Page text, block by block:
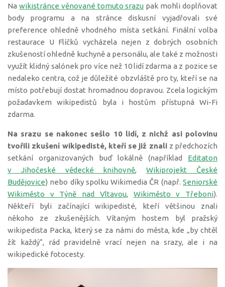
Na wikistránce věnované tomuto srazu pak mohli doplňovat
body programu a na stránce diskusní vyjadřovali své
preference ohledně vhodného místa setkání. Finální volba
restaurace U Flíčků vycházela nejen z dobrých osobních
zkušeností ohledně kuchyně a personálu, ale také z možnosti
využít klidný salónek pro více než 10 lidí zdarma a z pozice se
nedaleko centra, což je důležité obzvláště pro ty, kteří se na
místo potřebují dostat hromadnou dopravou. Zcela logickým
požadavkem wikipedistů byla i hostům přístupná Wi-Fi
zdarma.
Na srazu se nakonec sešlo 10 lidí, z nichž asi polovinu
tvořili zkušení wikipedisté, kteří se již znali z předchozích
setkání organizovaných buď lokálně (například Editaton
v Jihočeské vědecké knihovně,Wikiprojekt České
Budějovice) nebo díky spolku Wikimedia ČR (např. Seniorské
Wikiměsto v Týně nad Vltavou, Wikiměsto v Třeboni).
Někteří byli začínající wikipedisté, kteří většinou znali
někoho ze zkušenějších. Vítaným hostem byl pražský
wikipedista Packa, který se za námi do města, kde „by chtěl
žít každý“, rád pravidelně vrací nejen na srazy, ale i na
wikipedické fotocesty.